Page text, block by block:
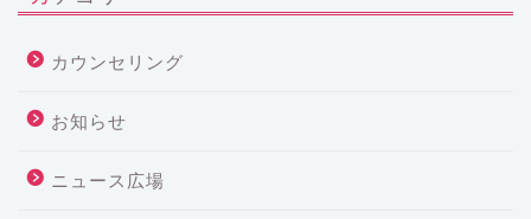
カウンセリング
お知らせ
ニュース広場